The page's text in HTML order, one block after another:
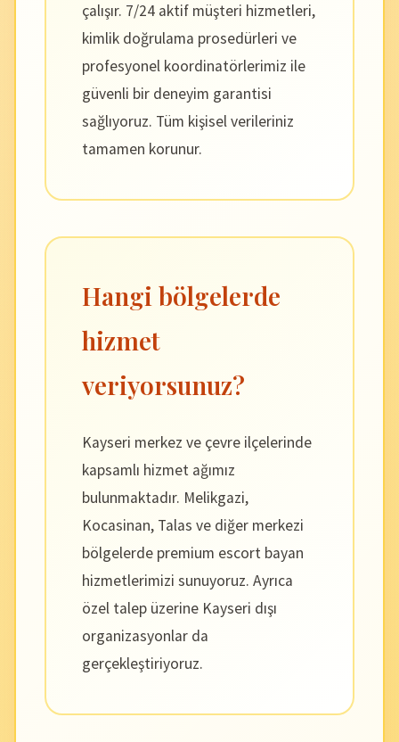
çalışır. 7/24 aktif müşteri hizmetleri,
kimlik doğrulama prosedürleri ve
profesyonel koordinatörlerimiz ile
güvenli bir deneyim garantisi
sağlıyoruz. Tüm kişisel verileriniz
tamamen korunur.
Hangi bölgelerde
hizmet
veriyorsunuz?
Kayseri merkez ve çevre ilçelerinde
kapsamlı hizmet ağımız
bulunmaktadır. Melikgazi,
Kocasinan, Talas ve diğer merkezi
bölgelerde premium escort bayan
hizmetlerimizi sunuyoruz. Ayrıca
özel talep üzerine Kayseri dışı
organizasyonlar da
gerçekleştiriyoruz.